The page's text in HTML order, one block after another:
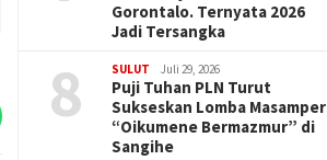
Gorontalo. Ternyata 2026
Jadi Tersangka
8 SULUT Juli 29, 2026
Puji Tuhan PLN Turut
Sukseskan Lomba Masamper
“Oikumene Bermazmur” di
Sangihe